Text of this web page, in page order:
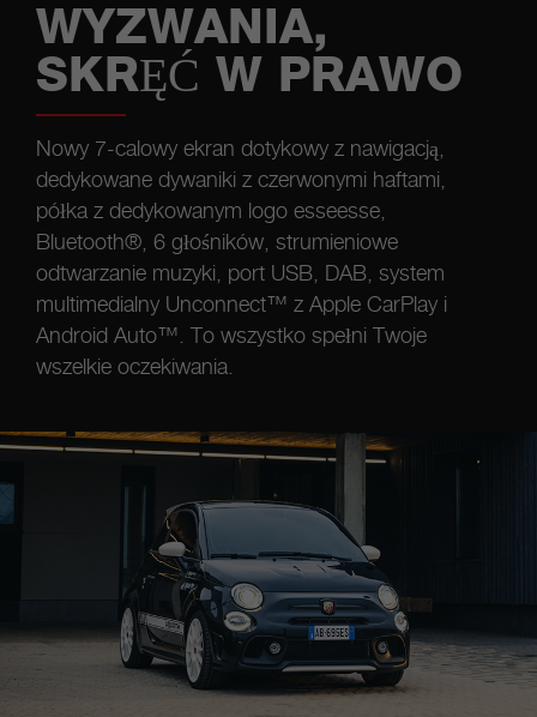
WYZWANIA,
SKRĘĆ W PRAWO
Nowy 7-calowy ekran dotykowy z nawigacją,
dedykowane dywaniki z czerwonymi haftami,
półka z dedykowanym logo esseesse,
Bluetooth®, 6 głośników, strumieniowe
odtwarzanie muzyki, port USB, DAB, system
multimedialny Unconnect™ z Apple CarPlay i
Android Auto™. To wszystko spełni Twoje
wszelkie oczekiwania.